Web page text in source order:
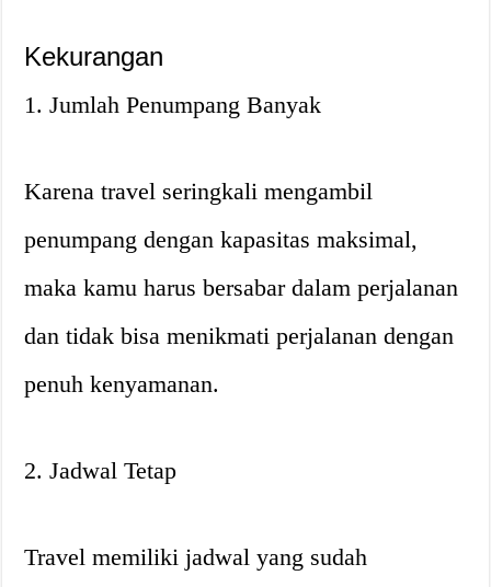
Kekurangan
1. Jumlah Penumpang Banyak
Karena travel seringkali mengambil
penumpang dengan kapasitas maksimal,
maka kamu harus bersabar dalam perjalanan
dan tidak bisa menikmati perjalanan dengan
penuh kenyamanan.
2. Jadwal Tetap
Travel memiliki jadwal yang sudah